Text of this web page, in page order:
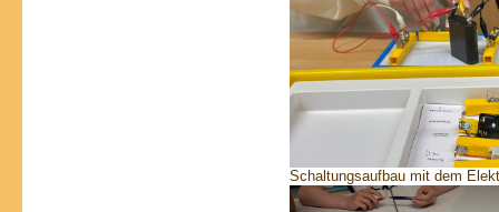
Schaltungsaufbau mit dem